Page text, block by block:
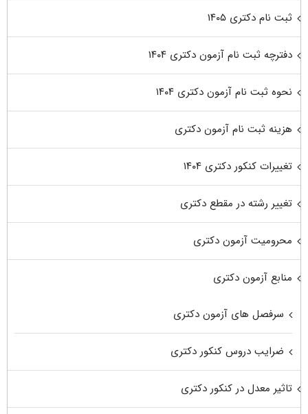
ثبت نام دکتری ۱۴۰۵
دفترچه ثبت نام آزمون دکتری ۱۴۰۴
نحوه ثبت نام آزمون دکتری ۱۴۰۴
هزینه ثبت نام آزمون دکتری
تغییرات کنکور دکتری ۱۴۰۴
تغییر رشته در مقطع دکتری
محرومیت آزمون دکتری
منابع آزمون دکتری
سرفصل های آزمون دکتری
ضرایب دروس کنکور دکتری
تاثیر معدل در کنکور دکتری